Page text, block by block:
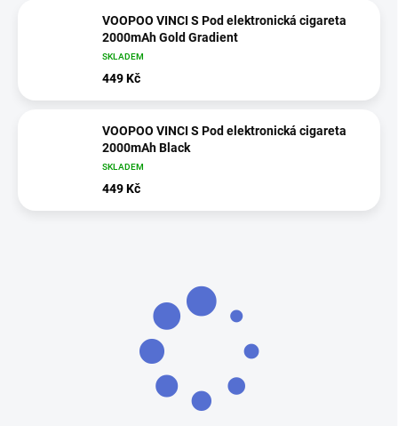
VOOPOO VINCI S Pod elektronická cigareta
2000mAh Gold Gradient
SKLADEM
449 Kč
VOOPOO VINCI S Pod elektronická cigareta
2000mAh Black
SKLADEM
449 Kč